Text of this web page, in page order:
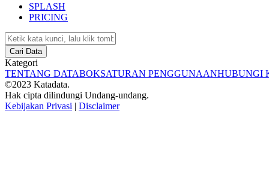
SPLASH
PRICING
Cari Data
Kategori
TENTANG DATABOKSATURAN PENGGUNAANHUBUNGI
©2023 Katadata.
Hak cipta dilindungi Undang-undang.
Kebijakan Privasi | Disclaimer